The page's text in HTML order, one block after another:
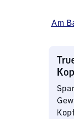
Am